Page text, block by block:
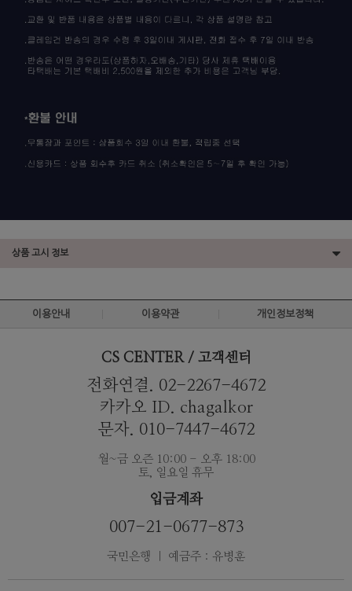
상품 고시 정보
이용안내 이용약관 개인정보정책
CS CENTER / 고객센터
전화연결. 02-2267-4672
카카오 ID. chagalkor
문자. 010-7447-4672
월~금 오즌 10:00 - 오후 18:00
토, 일요일 휴무
입금계좌
007-21-0677-873
국민은행 ｜ 예금주 : 유병훈